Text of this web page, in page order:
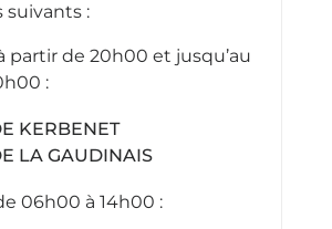
suivants :
partir de 20h00 et jusqu’au
:
KERBENET
LA GAUDINAIS
06h00 à 14h00 :